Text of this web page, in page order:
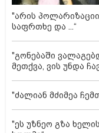
"არის
საფრთხე და ...“
"გონებაში
მეთქვა, ვის უნდა
"ძალიან მძიმეა
"ეს უზნეო გზა